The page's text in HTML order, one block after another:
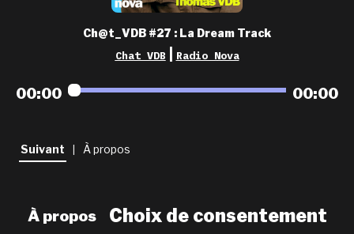
nova aime
les grilles
playlists
newsletter
Ch@t_VDB #27 : La Dream Track
Chat VDB Radio Nova
00:00 00:00
Suivant À propos
À propos Choix de consentement